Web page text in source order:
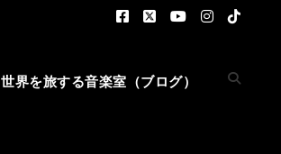
世界を旅する音楽室（ブログ）